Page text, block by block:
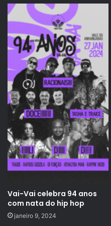
Vai-Vai celebra 94 anos
com nata do hip hop
janeiro 9, 2024